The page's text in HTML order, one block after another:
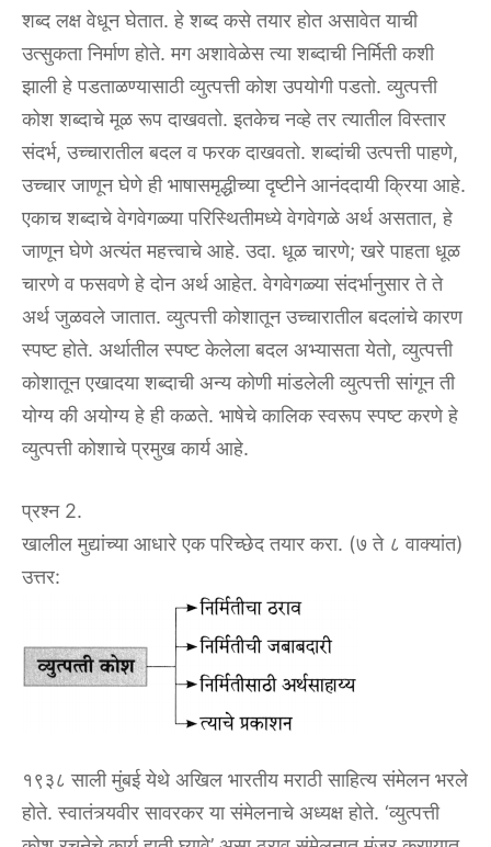
शब्द लक्ष वेधून घेतात. हे शब्द कसे तयार होत असावेत याची
उत्सुकता निर्माण होते. मग अशावेळेस त्या शब्दाची निर्मिती कशी
झाली हे पडताळण्यासाठी व्युत्पत्ती कोश उपयोगी पडतो. व्युत्पत्ती
कोश शब्दाचे मूळ रूप दाखवतो. इतकेच नव्हे तर त्यातील विस्तार
संदर्भ, उच्चारातील बदल व फरक दाखवतो. शब्दांची उत्पत्ती पाहणे,
उच्चार जाणून घेणे ही भाषासमृद्धीच्या दृष्टीने आनंददायी क्रिया आहे.
एकाच शब्दाचे वेगवेगळ्या परिस्थितीमध्ये वेगवेगळे अर्थ असतात, हे
जाणून घेणे अत्यंत महत्त्वाचे आहे. उदा. धूळ चारणे; खरे पाहता धूळ
चारणे व फसवणे हे दोन अर्थ आहेत. वेगवेगळ्या संदर्भानुसार ते ते
अर्थ जुळवले जातात. व्युत्पत्ती कोशातून उच्चारातील बदलांचे कारण
स्पष्ट होते. अर्थातील स्पष्ट केलेला बदल अभ्यासता येतो, व्युत्पत्ती
कोशातून एखादया शब्दाची अन्य कोणी मांडलेली व्युत्पत्ती सांगून ती
योग्य की अयोग्य हे ही कळते. भाषेचे कालिक स्वरूप स्पष्ट करणे हे
व्युत्पत्ती कोशाचे प्रमुख कार्य आहे.
प्रश्न 2.
खालील मुद्यांच्या आधारे एक परिच्छेद तयार करा. (७ ते ८ वाक्यांत)
उत्तर:
१९३८ साली मुंबई येथे अखिल भारतीय मराठी साहित्य संमेलन भरले
होते. स्वातंत्र्यवीर सावरकर या संमेलनाचे अध्यक्ष होते. ‘व्युत्पत्ती